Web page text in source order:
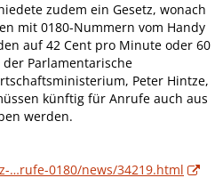
zudem ein Gesetz, wonach
mit 0180-Nummern vom Handy
auf 42 Cent pro Minute oder 60
Parlamentarische
Peter Hintze,
künftig für Anrufe auch aus
werden.
…rufe-0180/news/34219.html